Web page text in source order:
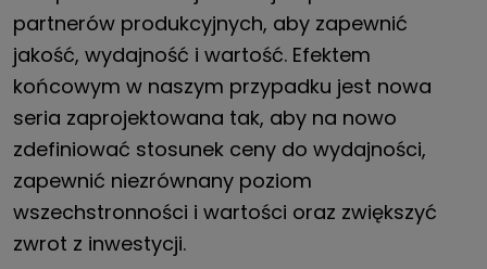
partnerów produkcyjnych, aby zapewnić
jakość, wydajność i wartość. Efektem
końcowym w naszym przypadku jest nowa
seria zaprojektowana tak, aby na nowo
zdefiniować stosunek ceny do wydajności,
zapewnić niezrównany poziom
wszechstronności i wartości oraz zwiększyć
zwrot z inwestycji.